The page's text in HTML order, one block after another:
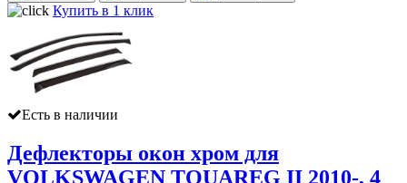
Купить в 1 клик
Есть в наличии
Дефлекторы окон хром для
VOLKSWAGEN TOUAREG II 2010-, 4